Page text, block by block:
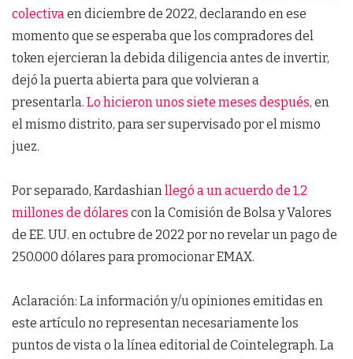
colectiva en diciembre de 2022, declarando en ese
momento que se esperaba que los compradores del
token ejercieran la debida diligencia antes de invertir,
dejó la puerta abierta para que volvieran a
presentarla. Lo hicieron unos siete meses después, en
el mismo distrito, para ser supervisado por el mismo
juez.
Por separado, Kardashian llegó a un acuerdo de 1,2
millones de dólares con la Comisión de Bolsa y Valores
de EE. UU. en octubre de 2022 por no revelar un pago de
250.000 dólares para promocionar EMAX.
Aclaración: La información y/u opiniones emitidas en
este artículo no representan necesariamente los
puntos de vista o la línea editorial de Cointelegraph. La